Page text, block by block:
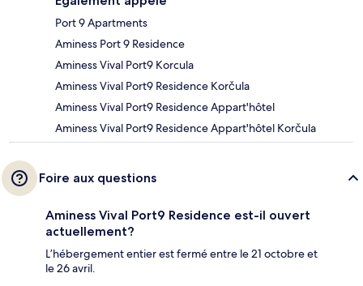
Port 9 Apartments
Aminess Port 9 Residence
Aminess Vival Port9 Korcula
Aminess Vival Port9 Residence Korčula
Aminess Vival Port9 Residence Appart'hôtel
Aminess Vival Port9 Residence Appart'hôtel Korčula
Foire aux questions
Aminess Vival Port9 Residence est-il ouvert
actuellement?
L’hébergement entier est fermé entre le 21 octobre et
le 26 avril.